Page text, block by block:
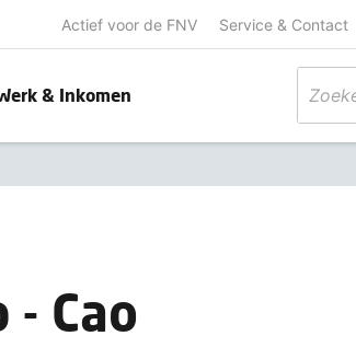
Actief voor de FNV Service & Contact
& Inkomen
Cao